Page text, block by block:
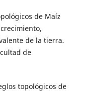
de Maíz
de la tierra.
de
topológicos de